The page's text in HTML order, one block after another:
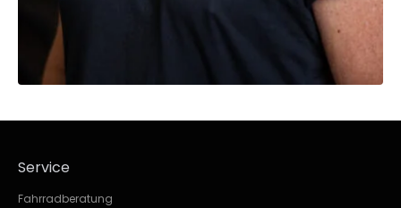
Service
Fahrradberatung